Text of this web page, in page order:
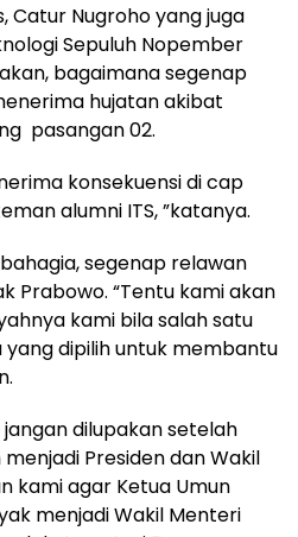
Catur Nugroho yang juga
Sepuluh Nopember
bagaimana segenap
hujatan akibat
pasangan 02.
konsekuensi di cap
alumni ITS, ”katanya.
segenap relawan
Prabowo. “Tentu kami akan
kami bila salah satu
dipilih untuk membantu
jangan dilupakan setelah
Presiden dan Wakil
kami agar Ketua Umun
menjadi Wakil Menteri